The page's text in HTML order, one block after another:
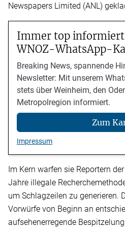
Newspapers Limited (ANL)
Immer top
WNOZ-WhatsApp-
Breaking News, spannende
Newsletter: Mit unserem
stets über Weinheim, den
Metropolregion informiert.
Zum
Impressum
Im Kern warfen sie Reportern
Jahre illegale
um Schlagzeilen zu generieren.
Vorwürfe von Beginn an
aufsehenerregende